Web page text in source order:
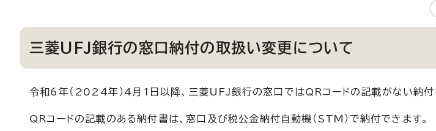
三菱UFJ銀行の窓口納付の取扱い変更について
令和6年（2024年）4月1日以降、三菱UFJ銀行の窓口ではQRコードの記載がない納付
QRコードの記載のある納付書は、窓口及び税公金納付自動機（STM）で納付できます。